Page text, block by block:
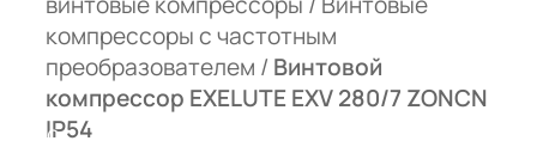
компрессоры с частотным
преобразователем / Винтовой
компрессор EXELUTE EXV 280/7 ZONCN
IP54
С